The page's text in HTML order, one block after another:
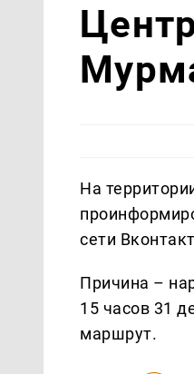
На
сети
Причина –
15 часов 31
маршрут.